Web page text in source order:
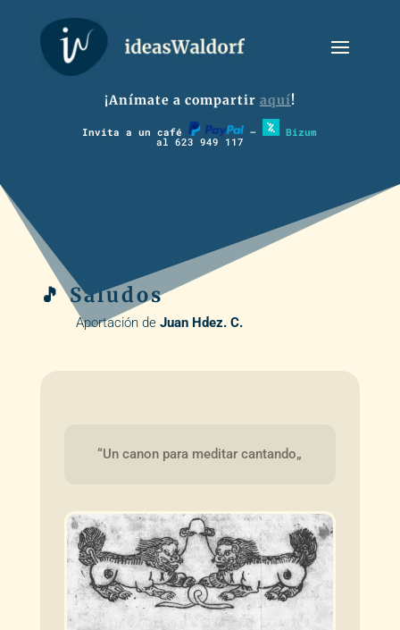
¡Anímate a compartir aquí!
Invita a un café – Bizum
al 623 949 117
🎵 Saludos
Aportación de Juan Hdez. C.
“Un canon para meditar cantando„